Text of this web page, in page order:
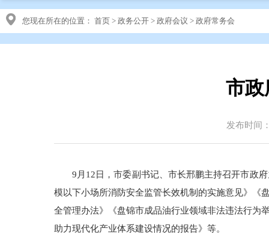
您现在所在的位置： 首页 > 政务公开 > 政府会议 > 政府常务会
市政
发布时间
9月12日，市委副书记、市长邢鹏主持召开市政
模以下小场所消防安全监管长效机制的实施意见》《
全管理办法》《盘锦市成品油行业领域非法违法行为
助力现代化产业体系建设情况的报告》等。